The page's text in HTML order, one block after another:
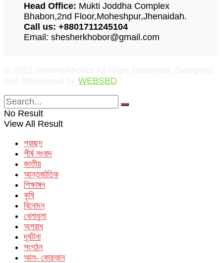
Head Office: Mukti Joddha Complex
Bhabon,2nd Floor,Moheshpur,Jhenaidah.
Call us: +8801711245104
Email: shesherkhobor@gmail.com
WEBSBD
No Result
View All Result
প্রচ্ছদ
শীর্ষ সংবাদ
জাতীয়
আন্তর্জাতিক
শিক্ষাঙ্গন
কৃষি
বিনোদন
খেলাধুলা
অপরাধ
দূর্ঘটনা
সংগঠন
আল- কোরআন